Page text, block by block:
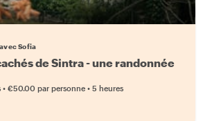
Sofia
de Sintra - une randonnée
• €50.00 par personne • 5 heures